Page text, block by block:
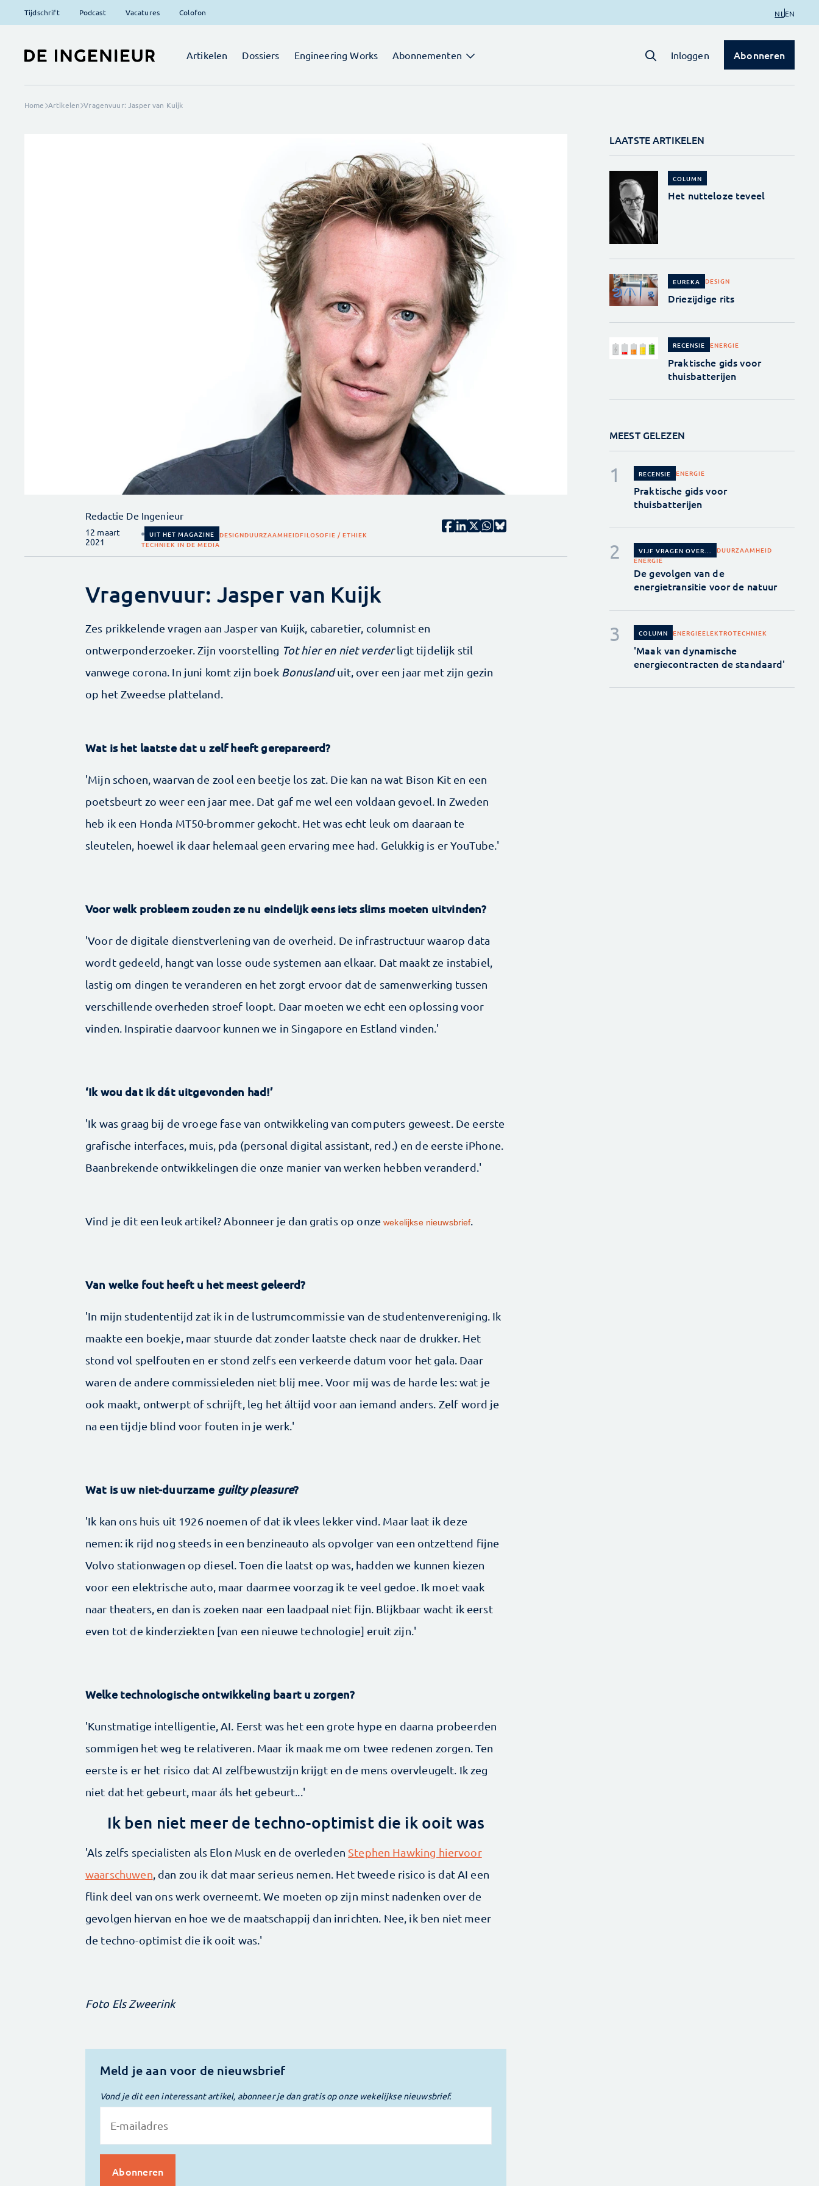
Tijdschrift Podcast Vacatures Colofon NL EN
Artikelen Dossiers Engineering Works Abonnementen Inloggen Abonneren
Home Artikelen Vragenvuur: Jasper van Kuijk
Redactie De Ingenieur
12 maart
2021
UIT HET MAGAZINE DESIGNDUURZAAMHEIDFILOSOFIE / ETHIEK
TECHNIEK IN DE MEDIA
Vragenvuur: Jasper van Kuijk
Zes prikkelende vragen aan Jasper van Kuijk, cabaretier, columnist en
ontwerponderzoeker. Zijn voorstelling Tot hier en niet verderligt tijdelijk stil
vanwege corona. In juni komt zijn boek Bonuslanduit, over een jaar met zijn gezin
op het Zweedse platteland.
Wat is het laatste dat u zelf heeft gerepareerd?
'Mijn schoen, waarvan de zool een beetje los zat. Die kan na wat Bison Kit en een
poetsbeurt zo weer een jaar mee. Dat gaf me wel een voldaan gevoel. In Zweden
heb ik een Honda MT50-brommer gekocht. Het was echt leuk om daaraan te
sleutelen, hoewel ik daar helemaal geen ervaring mee had. Gelukkig is er YouTube.'
Voor welk probleem zouden ze nu eindelijk eens iets slims moeten uitvinden?
'Voor de digitale dienstverlening van de overheid. De infrastructuur waarop data
wordt gedeeld, hangt van losse oude systemen aan elkaar. Dat maakt ze instabiel,
lastig om dingen te veranderen en het zorgt ervoor dat de samenwerking tussen
verschillende overheden stroef loopt. Daar moeten we echt een oplossing voor
vinden. Inspiratie daarvoor kunnen we in Singapore en Estland vinden.'
‘Ik wou dat ik dát uitgevonden had!’
'Ik was graag bij de vroege fase van ontwikkeling van computers geweest. De eerste
grafische interfaces, muis, pda (personal digital assistant, red.) en de eerste iPhone.
Baanbrekende ontwikkelingen die onze manier van werken hebben veranderd.'
Vind je dit een leuk artikel? Abonneer je dan gratis op onzewekelijkse nieuwsbrief.
Van welke fout heeft u het meest geleerd?
'In mijn studententijd zat ik in de lustrumcommissie van de studentenvereniging. Ik
maakte een boekje, maar stuurde dat zonder laatste check naar de drukker. Het
stond vol spelfouten en er stond zelfs een verkeerde datum voor het gala. Daar
waren de andere commissieleden niet blij mee. Voor mij was de harde les: wat je
ook maakt, ontwerpt of schrijft, leg het áltijd voor aan iemand anders. Zelf word je
na een tijdje blind voor fouten in je werk.'
Wat is uw niet-duurzame guilty pleasure?
'Ik kan ons huis uit 1926 noemen of dat ik vlees lekker vind. Maar laat ik deze
nemen: ik rijd nog steeds in een benzineauto als opvolger van een ontzettend fijne
Volvo stationwagen op diesel. Toen die laatst op was, hadden we kunnen kiezen
voor een elektrische auto, maar daarmee voorzag ik te veel gedoe. Ik moet vaak
naar theaters, en dan is zoeken naar een laadpaal niet fijn. Blijkbaar wacht ik eerst
even tot de kinderziekten [van een nieuwe technologie] eruit zijn.'
Welke technologische ontwikkeling baart u zorgen?
'Kunstmatige intelligentie, AI. Eerst was het een grote hype en daarna probeerden
sommigen het weg te relativeren. Maar ik maak me om twee redenen zorgen. Ten
eerste is er het risico dat AI zelfbewustzijn krijgt en de mens overvleugelt. Ik zeg
niet dat het gebeurt, maar áls het gebeurt...'
Ik ben niet meer de techno-optimist die ik ooit was
'Als zelfs specialisten als Elon Musk en de overleden Stephen Hawking hiervoor
waarschuwen, dan zou ik dat maar serieus nemen. Het tweede risico is dat AI een
flink deel van ons werk overneemt. We moeten op zijn minst nadenken over de
gevolgen hiervan en hoe we de maatschappij dan inrichten. Nee, ik ben niet meer
de techno-optimist die ik ooit was.'
Foto Els Zweerink
Meld je aan voor de nieuwsbrief
Vond je dit een interessant artikel, abonneer je dan gratis op onze wekelijkse nieuwsbrief.
LAATSTE ARTIKELEN
COLUMN
Het nutteloze teveel
EUREKA DESIGN
Driezijdige rits
RECENSIE ENERGIE
Praktische gids voor
thuisbatterijen
MEEST GELEZEN
RECENSIE ENERGIE
Praktische gids voor
thuisbatterijen
VIJF VRAGEN OVER...
DUURZAAMHEID
ENERGIE
De gevolgen van de
energietransitie voor de natuur
COLUMN ENERGIEELEKTROTECHNIEK
'Maak van dynamische
energiecontracten de standaard'